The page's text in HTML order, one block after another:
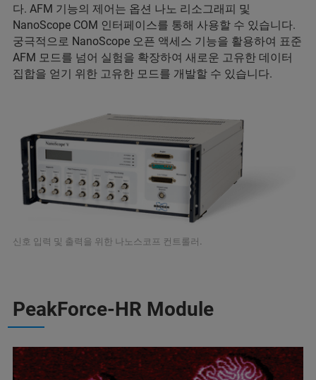
다. AFM 기능의 제어는 옵션 나노 리소그래피 및
NanoScope COM 인터페이스를 통해 사용할 수 있습니다.
궁극적으로 NanoScope 오픈 액세스 기능을 활용하여 표준
AFM 모드를 넘어 실험을 확장하여 새로운 고유한 데이터
집합을 얻기 위한 고유한 모드를 개발할 수 있습니다.
신호 입력 및 출력을 위한 나노스코프 컨트롤러.
PeakForce-HR Module